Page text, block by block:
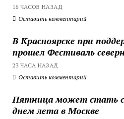
16 ЧАСОВ НАЗАД
Оставить комментарий
В Красноярске при
прошел Фестиваль
23 ЧАСА НАЗАД
Оставить комментарий
Пятница может стать
днем лета в Москве